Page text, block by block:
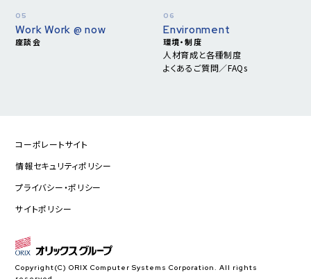
Work Work @ now
座談会
Environment
環境・制度
人材育成と各種制度
よくあるご質問／FAQs
コーポレートサイト
情報セキュリティポリシー
プライバシー・ポリシー
サイトポリシー
Copyright(C) ORIX Computer Systems Corporation. All rights